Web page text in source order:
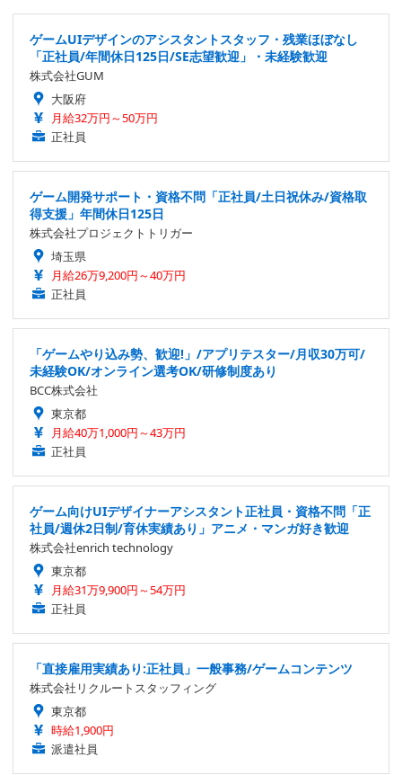
ゲームUIデザインのアシスタントスタッフ・残業ほぼなし
「正社員/年間休日125日/SE志望歓迎」・未経験歓迎
株式会社GUM
大阪府
月給32万円～50万円
正社員
ゲーム開発サポート・資格不問「正社員/土日祝休み/資格取
得支援」年間休日125日
株式会社プロジェクトトリガー
埼玉県
月給26万9,200円～40万円
正社員
「ゲームやり込み勢、歓迎!」/アプリテスター/月収30万可/
未経験OK/オンライン選考OK/研修制度あり
BCC株式会社
東京都
月給40万1,000円～43万円
正社員
ゲーム向けUIデザイナーアシスタント正社員・資格不問「正
社員/週休2日制/育休実績あり」アニメ・マンガ好き歓迎
株式会社enrich technology
東京都
月給31万9,900円～54万円
正社員
「直接雇用実績あり:正社員」一般事務/ゲームコンテンツ
株式会社リクルートスタッフィング
東京都
時給1,900円
派遣社員